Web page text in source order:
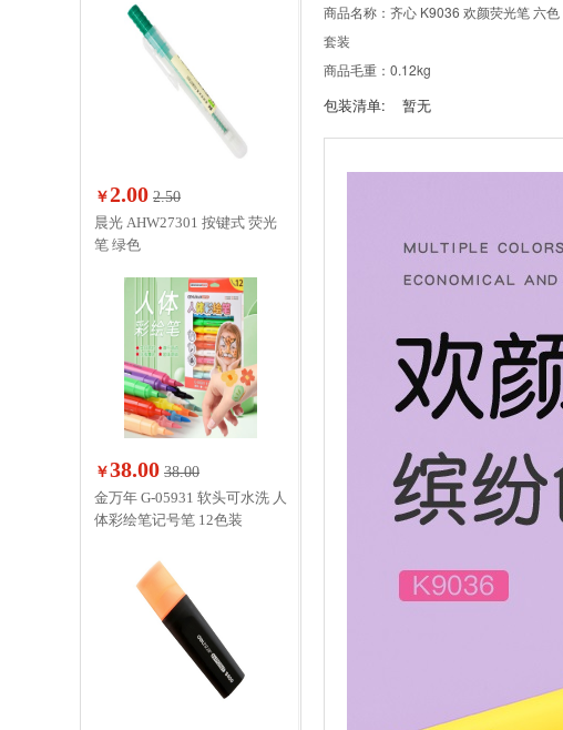
￥2.00 2.50
晨光 AHW27301 按键式 荧光
笔 绿色
￥38.00 38.00
金万年 G-05931 软头可水洗 人
体彩绘笔记号笔 12色装
商品名称：齐心 K9036 欢颜荧光笔 六色
套装
商品毛重：0.12kg
包装清单: 暂无